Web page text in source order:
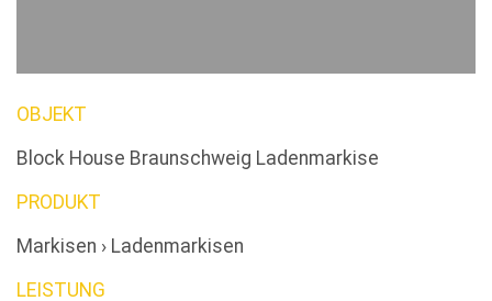
OBJEKT
Block House Braunschweig Ladenmarkise
PRODUKT
Markisen › Ladenmarkisen
LEISTUNG